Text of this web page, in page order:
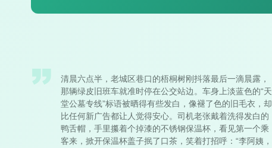
清晨六点半，老城区巷口的梧桐树刚抖落最后一滴晨露，
那辆绿皮旧班车就准时停在公交站边。车身上淡蓝色的“天
堂公墓专线”标语被晒得有些发白，像褪了色的旧毛衣，却
比任何新广告都让人觉得安心。司机老张戴着洗得发白的
鸭舌帽，手里攥着个掉漆的不锈钢保温杯，看见第一个乘
客来，掀开保温杯盖子抿了口茶，笑着打招呼：“李阿姨，